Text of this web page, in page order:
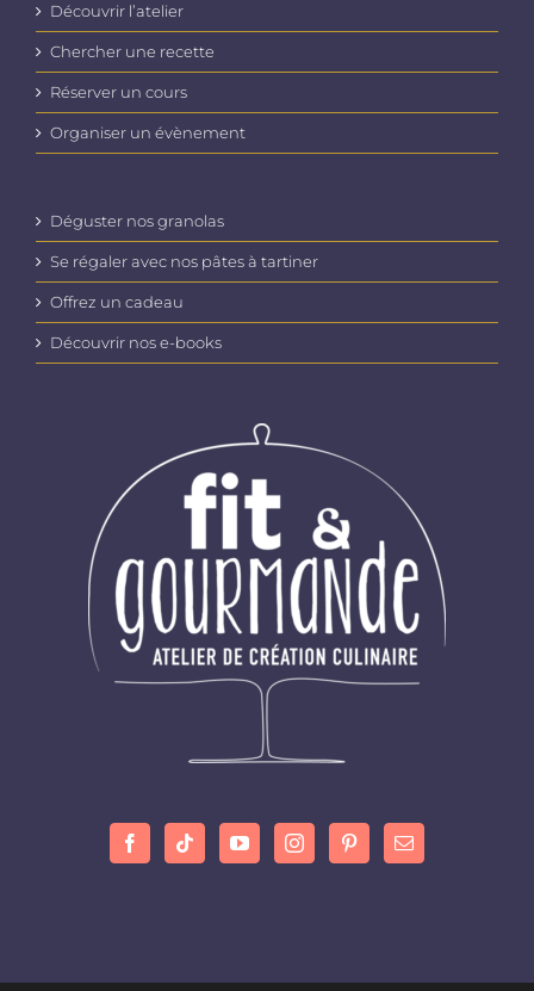
Découvrir l’atelier
Chercher une recette
Réserver un cours
Organiser un évènement
Déguster nos granolas
Se régaler avec nos pâtes à tartiner
Offrez un cadeau
Découvrir nos e-books